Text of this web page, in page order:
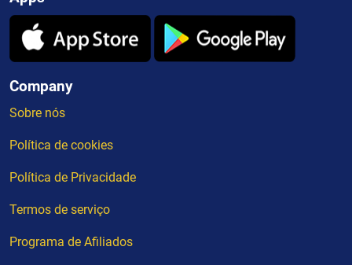
Company
Sobre nós
Política de cookies
Política de Privacidade
Termos de serviço
Programa de Afiliados